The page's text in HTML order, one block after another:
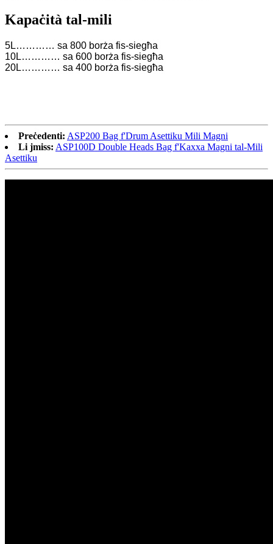
Kapaċità tal-mili
5L………… sa 800 borża fis-siegħa
10L………… sa 600 borża fis-siegħa
20L………… sa 400 borża fis-siegħa
Preċedenti: ASP200 Bag f'Drum Asettiku Mili Magni
Li jmiss: ASP100D Double Heads Bag f'Kaxxa Magni tal-Mili
Asettiku